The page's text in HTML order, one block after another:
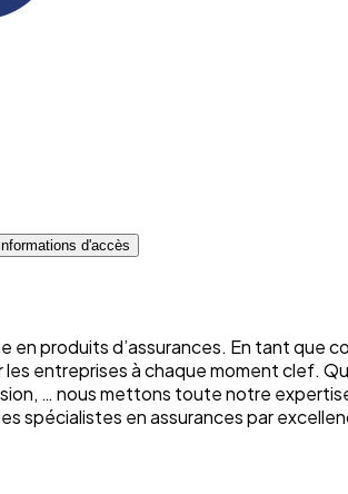
d'accès
en produits d’assurances. En tant
entreprises à chaque moment clef.
… nous mettons toute notre
spécialistes en assurances par